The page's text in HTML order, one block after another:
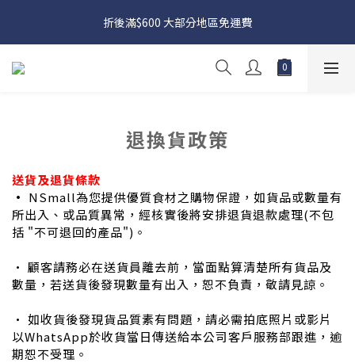
日本接近假期，貨源較不穩定；如想在 8 月 11 日至 8 月 15 日收
貨，請務必於 8 月 10 日前落單
折後滿$600 大部分地區免運費
日本接近假期，貨源較不穩定；如想在 8 月 11 日至 8 月 15 日收
貨，請務必於 8 月 10 日前落單
退換貨政策
送貨及退貨條款
• NSmall為您提供優質食材之購物保證，如貨品或數量有
所出入、或品質異常，經核實後將安排退貨退款處理(不包
括 "不可退回的產品")。
• 顧客請務必在送貨員離去前，當面點算清楚所有貨品及
數量，若送貨後發現數量有出入，恕不負責，敬請見諒。
• 如收貨後發現貨品質素有問題，請必需拍底照片或影片
以WhatsApp於收貨當日傳送給本公司客戶服務部跟進，逾
期恕不受理。